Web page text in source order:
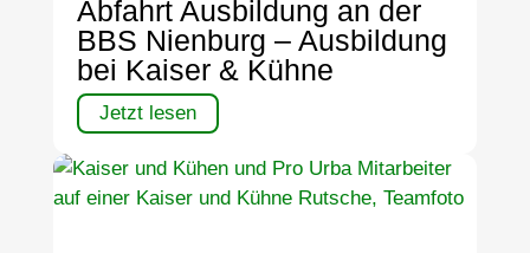
Abfahrt Ausbildung an der
BBS Nienburg – Ausbildung
bei Kaiser & Kühne
Jetzt lesen